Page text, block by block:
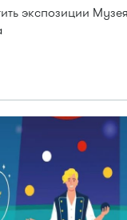
экспозиции